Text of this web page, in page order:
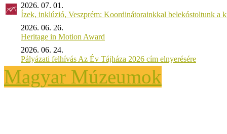
2026. 07. 01.
Ízek, inklúzió, Veszprém: Koordinátorainkkal belekóstoltunk a
2026. 06. 26.
Heritage in Motion Award
2026. 06. 24.
Pályázati felhívás Az Év Tájháza 2026 cím elnyerésére
Magyar Múzeumok